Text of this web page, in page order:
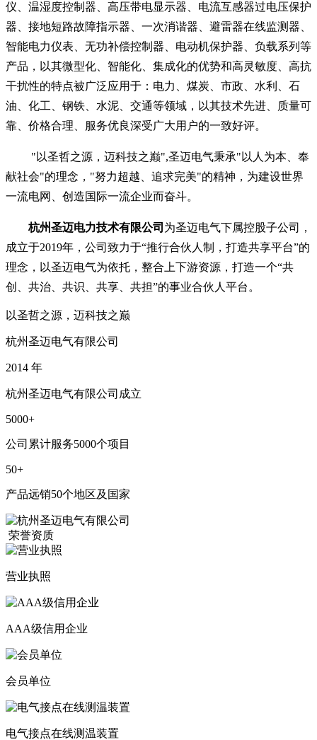
仪、温湿度控制器、高压带电显示器、电流互感器过电压保护
器、接地短路故障指示器、一次消谐器、避雷器在线监测器、
智能电力仪表、无功补偿控制器、电动机保护器、负载系列等
产品，以其微型化、智能化、集成化的优势和高灵敏度、高抗
干扰性的特点被广泛应用于：电力、煤炭、市政、水利、石
油、化工、钢铁、水泥、交通等领域，以其技术先进、质量可
靠、价格合理、服务优良深受广大用户的一致好评。
"以圣哲之源，迈科技之巅",圣迈电气秉承"以人为本、奉
献社会"的理念，"努力超越、追求完美"的精神，为建设世界
一流电网、创造国际一流企业而奋斗。
杭州圣迈电力技术有限公司 为圣迈电气下属控股子公司，
成立于2019年，公司致力于“推行合伙人制，打造共享平台”的
理念，以圣迈电气为依托，整合上下游资源，打造一个“共
创、共治、共识、共享、共担”的事业合伙人平台。
以圣哲之源，迈科技之巅
杭州圣迈电气有限公司
2014 年
杭州圣迈电气有限公司成立
5000+
公司累计服务5000个项目
50+
产品远销50个地区及国家
荣誉资质
营业执照
AAA级信用企业
会员单位
电气接点在线测温装置